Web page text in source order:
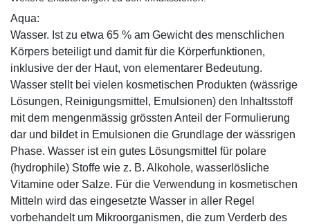
Aqua:
Wasser. Ist zu etwa 65 % am Gewicht des menschlichen
Körpers beteiligt und damit für die Körperfunktionen,
inklusive der der Haut, von elementarer Bedeutung.
Wasser stellt bei vielen kosmetischen Produkten (wässrige
Lösungen, Reinigungsmittel, Emulsionen) den Inhaltsstoff
mit dem mengenmässig grössten Anteil der Formulierung
dar und bildet in Emulsionen die Grundlage der wässrigen
Phase. Wasser ist ein gutes Lösungsmittel für polare
(hydrophile) Stoffe wie z. B. Alkohole, wasserlösliche
Vitamine oder Salze. Für die Verwendung in kosmetischen
Mitteln wird das eingesetzte Wasser in aller Regel
vorbehandelt um Mikroorganismen, die zum Verderb des